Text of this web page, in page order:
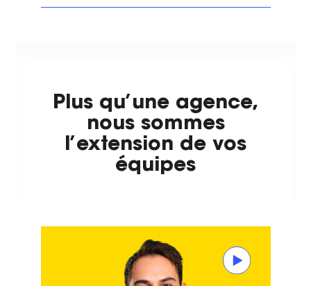
Plus qu’une agence,
nous sommes
l’extension de vos
équipes